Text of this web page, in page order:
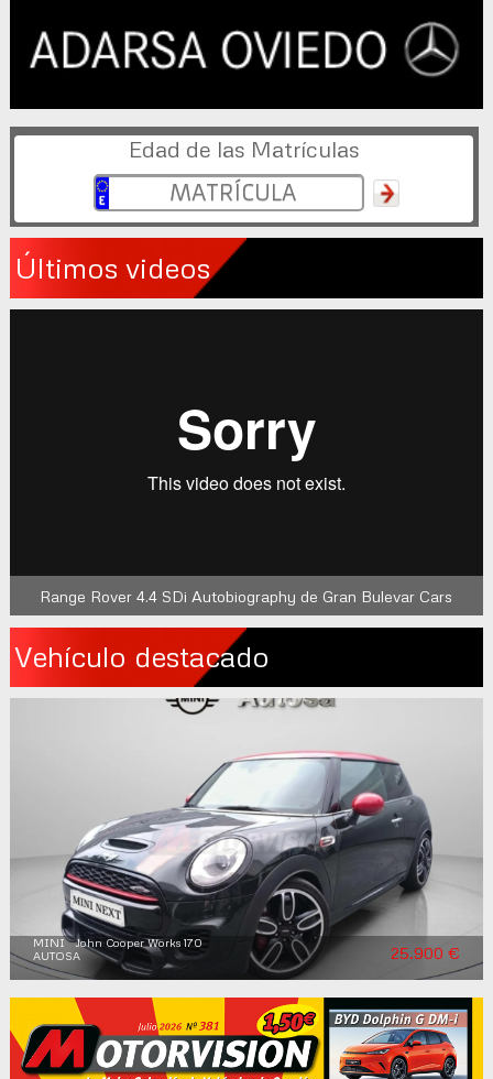
Edad de las Matrículas
Últimos videos
Range Rover 4.4 SDi Autobiography de Gran Bulevar Cars
Vehículo destacado
MINI John Cooper Works 170
AUTOSA
25.900 €